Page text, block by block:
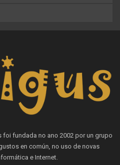
fundada no ano 2002 por un grupo
en común, no uso de novas
e Internet.